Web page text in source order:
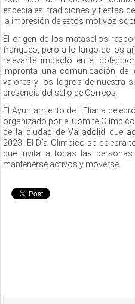
especiales, tradiciones y fiestas
la impresión de estos motivos
El origen de los matasellos
franqueo, pero a lo largo de los
relevante impacto en el
impronta una comunicación de
valores y los logros de nuestra
presencia del sello de Correos.
El Ayuntamiento de L'Eliana
organizado por el Comité
de la ciudad de Valladolid que
2023. El Día Olímpico se celebra
que invita a todas las
mantenerse activos y moverse.